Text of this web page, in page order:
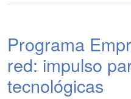
Programa
red: impulso
tecnológicas